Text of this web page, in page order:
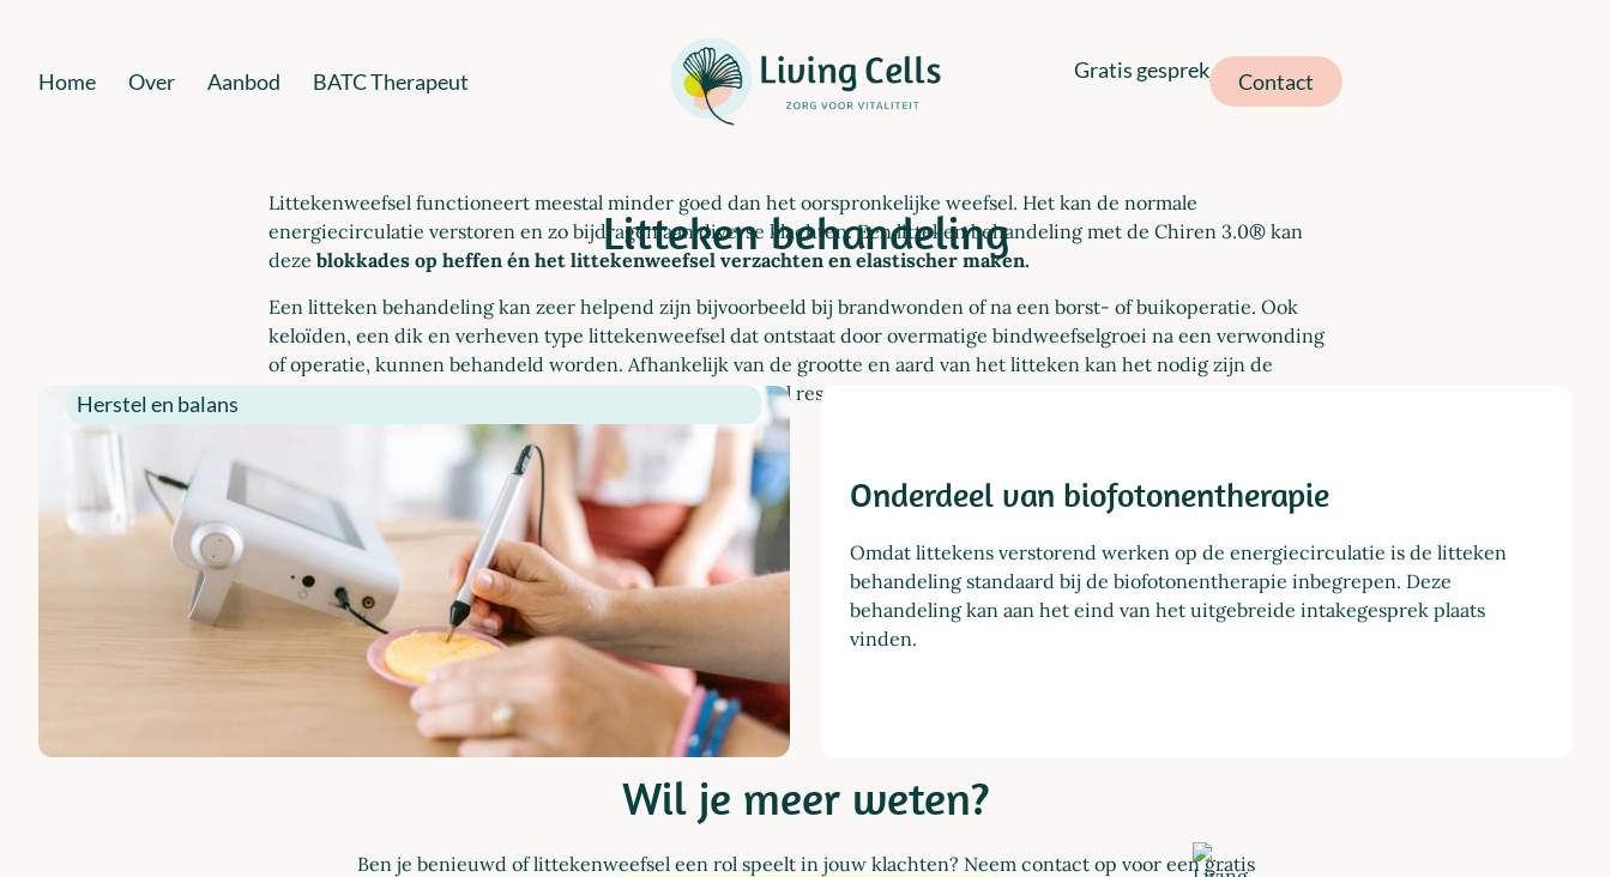
Home Over Aanbod BATC Therapeut Gratis gesprek Contact
Litteken behandeling
Littekenweefsel functioneert meestal minder goed dan het oorspronkelijke weefsel. Het kan de normale
energiecirculatie verstoren en zo bijdragen aan diverse klachten. Een litteken behandeling met de Chiren 3.0® kan
deze blokkades op heffen én het littekenweefsel verzachten en elastischer maken.
Een litteken behandeling kan zeer helpend zijn bijvoorbeeld bij brandwonden of na een borst- of buikoperatie. Ook
keloïden, een dik en verheven type littekenweefsel dat ontstaat door overmatige bindweefselgroei na een verwonding
of operatie, kunnen behandeld worden. Afhankelijk van de grootte en aard van het litteken kan het nodig zijn de
behandeling meerdere keren te herhalen om een optimaal resultaat te bereiken.
Herstel en balans
Onderdeel van biofotonentherapie
Omdat littekens verstorend werken op de energiecirculatie is de litteken
behandeling standaard bij de biofotonentherapie inbegrepen. Deze
behandeling kan aan het eind van het uitgebreide intakegesprek plaats
vinden.
Wil je meer weten?
Ben je benieuwd of littekenweefsel een rol speelt in jouw klachten? Neem contact op voor een gratis